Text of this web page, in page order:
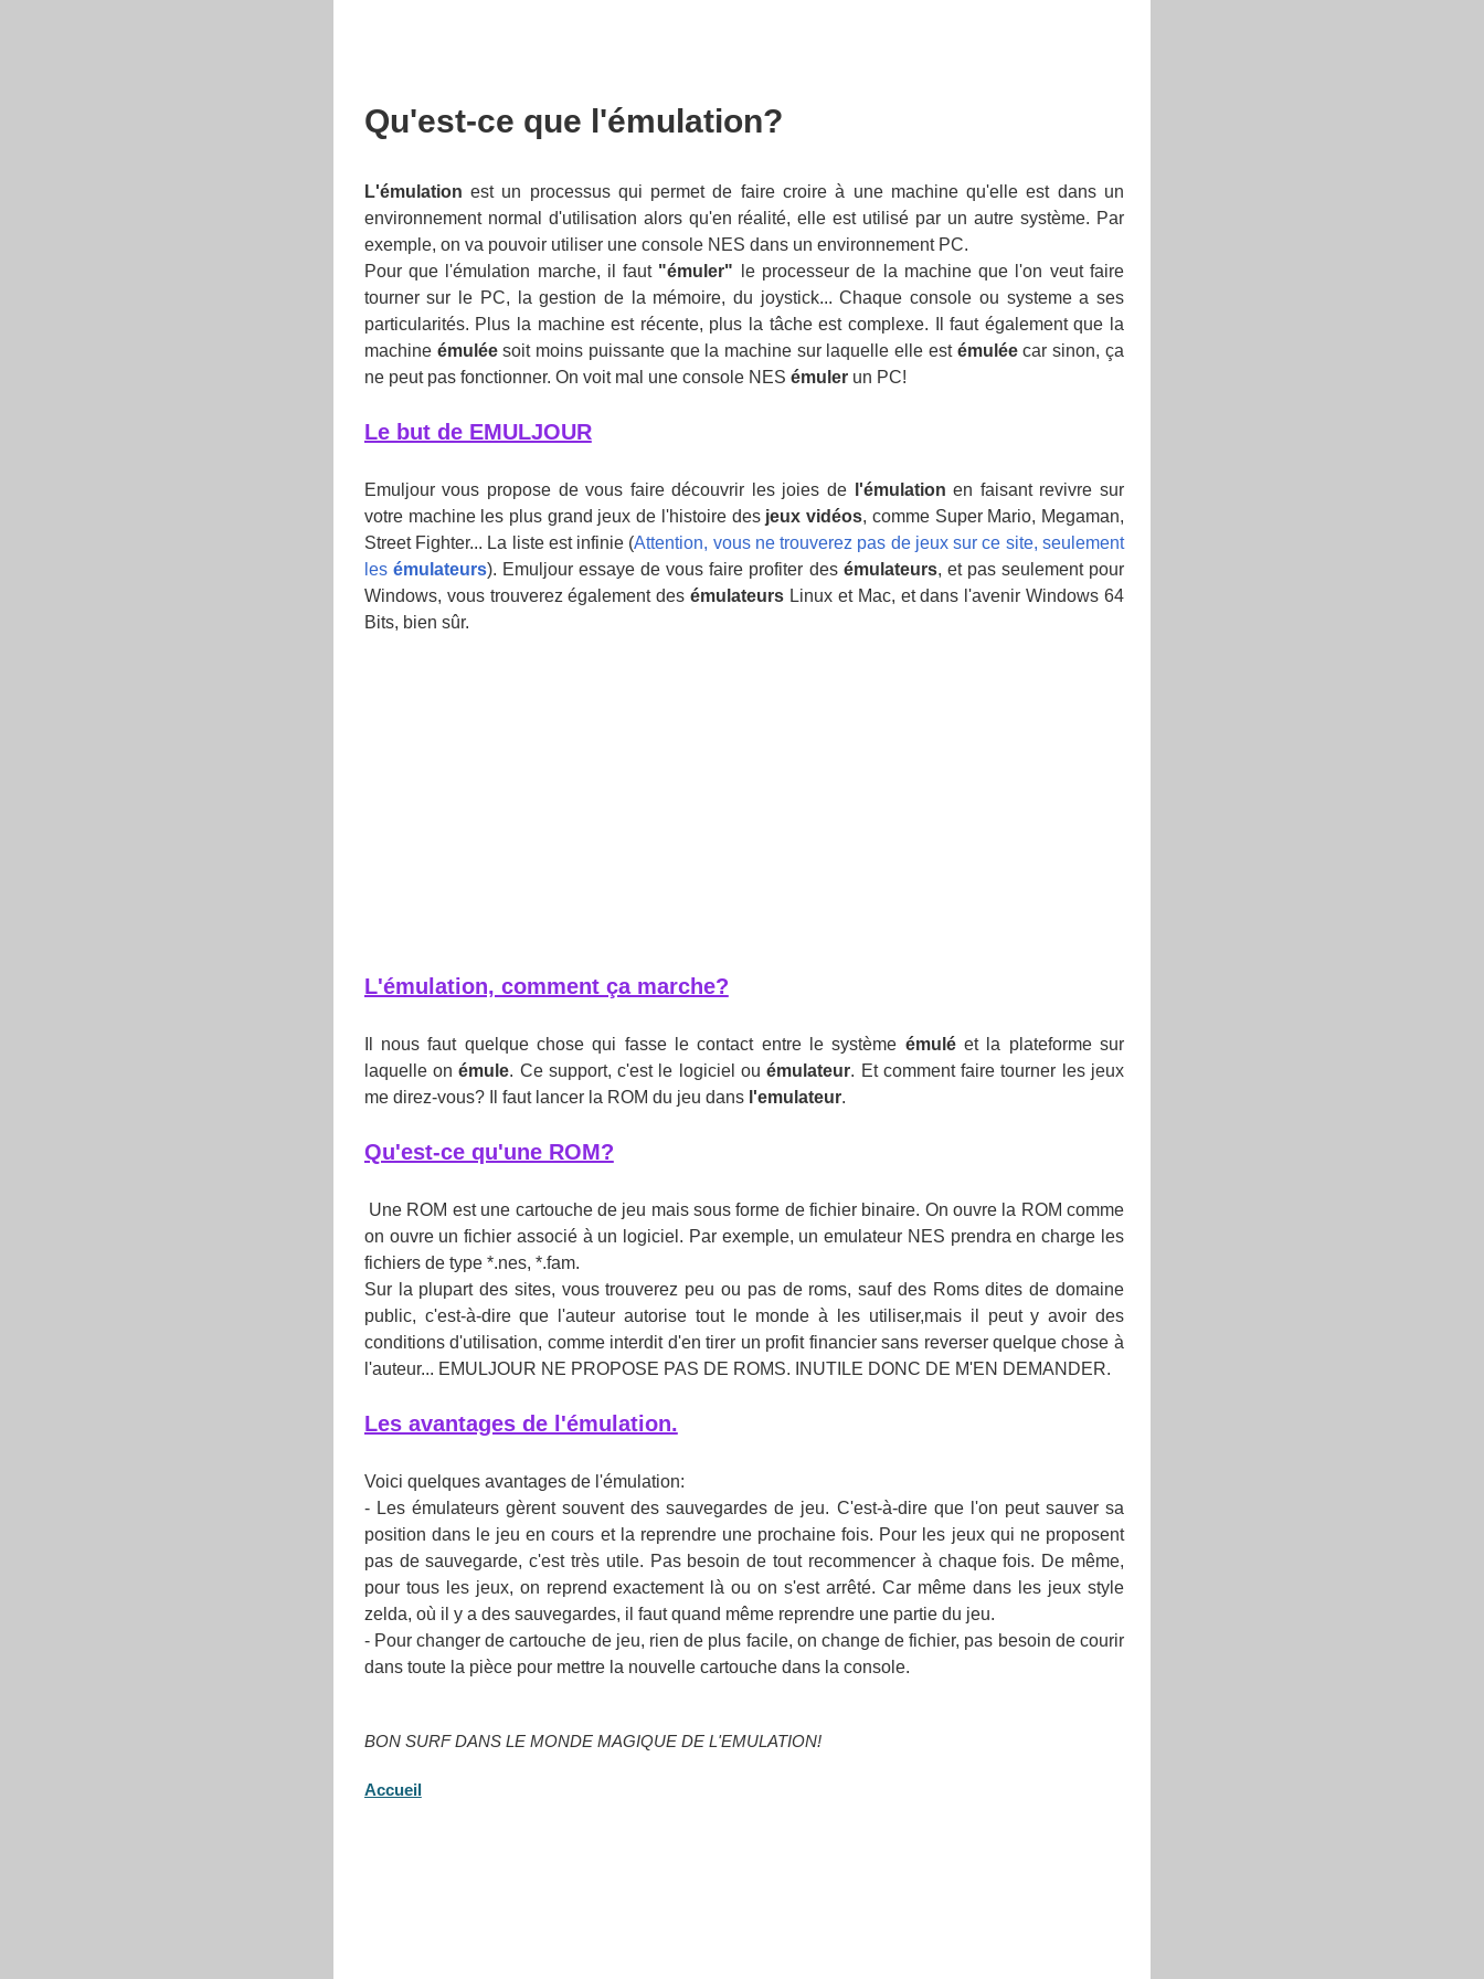
Qu'est-ce que l'émulation?
L'émulation est un processus qui permet de faire croire à une machine qu'elle est dans un
environnement normal d'utilisation alors qu'en réalité, elle est utilisé par un autre système. Par
exemple, on va pouvoir utiliser une console NES dans un environnement PC.
Pour que l'émulation marche, il faut "émuler" le processeur de la machine que l'on veut faire
tourner sur le PC, la gestion de la mémoire, du joystick... Chaque console ou systeme a ses
particularités. Plus la machine est récente, plus la tâche est complexe. Il faut également que la
machine émuléesoit moins puissante que la machine sur laquelle elle est émuléecar sinon, ça
ne peut pas fonctionner. On voit mal une console NES émulerun PC!
Le but de EMULJOUR
Emuljour vous propose de vous faire découvrir les joies de l'émulation en faisant revivre sur
votre machine les plus grand jeux de l'histoire des jeux vidéos, comme Super Mario, Megaman,
Street Fighter... La liste est infinie (Attention, vous ne trouverez pas de jeux sur ce site, seulement
les émulateurs). Emuljour essaye de vous faire profiter des émulateurs, et pas seulement pour
Windows, vous trouverez également desémulateurs Linux et Mac, et dans l'avenir Windows 64
Bits, bien sûr.
L'émulation, comment ça marche?
Il nous faut quelque chose qui fasse le contact entre le système émuléet la plateforme sur
laquelle onémule. Ce support, c'est le logiciel ouémulateur. Et comment faire tourner les jeux
me direz-vous? Il faut lancer la ROM du jeu dans l'emulateur.
Qu'est-ce qu'une ROM?
Une ROM est une cartouche de jeu mais sous forme de fichier binaire. On ouvre la ROM comme
on ouvre un fichier associé à un logiciel. Par exemple, un emulateur NES prendra en charge les
fichiers de type *.nes, *.fam.
Sur la plupart des sites, vous trouverez peu ou pas de roms, sauf des Roms dites de domaine
public, c'est-à-dire que l'auteur autorise tout le monde à les utiliser,mais il peut y avoir des
conditions d'utilisation, comme interdit d'en tirer un profit financier sans reverser quelque chose à
l'auteur... EMULJOUR NE PROPOSE PAS DE ROMS. INUTILE DONC DE M'EN DEMANDER.
Les avantages de l'émulation.
Voici quelques avantages de l'émulation:
- Les émulateurs gèrent souvent des sauvegardes de jeu. C'est-à-dire que l'on peut sauver sa
position dans le jeu en cours et la reprendre une prochaine fois. Pour les jeux qui ne proposent
pas de sauvegarde, c'est très utile. Pas besoin de tout recommencer à chaque fois. De même,
pour tous les jeux, on reprend exactement là ou on s'est arrêté. Car même dans les jeux style
zelda, où il y a des sauvegardes, il faut quand même reprendre une partie du jeu.
- Pour changer de cartouche de jeu, rien de plus facile, on change de fichier, pas besoin de courir
dans toute la pièce pour mettre la nouvelle cartouche dans la console.
BON SURF DANS LE MONDE MAGIQUE DE L'EMULATION!
Accueil